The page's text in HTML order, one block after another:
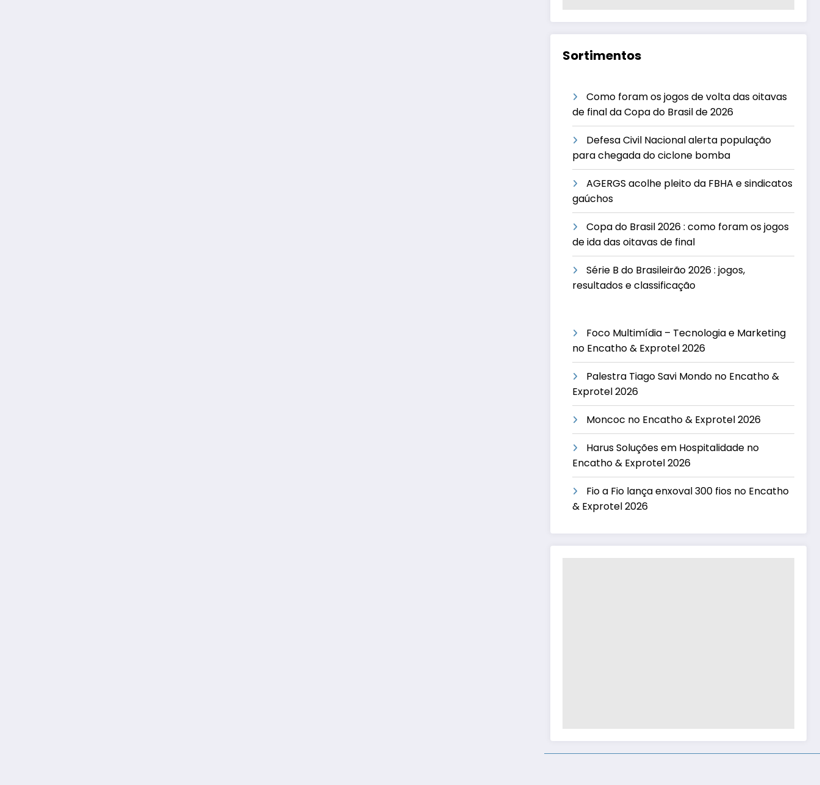
Sortimentos
Como foram os jogos de volta das oitavas
de final da Copa do Brasil de 2026
Defesa Civil Nacional alerta população
para chegada do ciclone bomba
AGERGS acolhe pleito da FBHA e sindicatos
gaúchos
Copa do Brasil 2026 : como foram os jogos
de ida das oitavas de final
Série B do Brasileirão 2026 : jogos,
resultados e classificação
Foco Multimídia – Tecnologia e Marketing
no Encatho & Exprotel 2026
Palestra Tiago Savi Mondo no Encatho &
Exprotel 2026
Moncoc no Encatho & Exprotel 2026
Harus Soluções em Hospitalidade no
Encatho & Exprotel 2026
Fio a Fio lança enxoval 300 fios no Encatho
& Exprotel 2026